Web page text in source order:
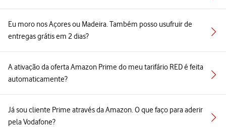
Eu moro nos Açores ou Madeira. Também posso usufruir de
entregas grátis em 2 dias?
A ativação da oferta Amazon Prime do meu tarifário RED é feita
automaticamente?
Já sou cliente Prime através da Amazon. O que faço para aderir
pela Vodafone?